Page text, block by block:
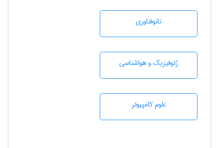
نانوفناوری
ژئوفيزيك و هواشناسی
علوم کامپیوتر